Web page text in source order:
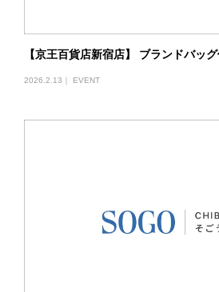
【京王百貨店新宿店】 ブランドバッ
2026.2.13｜ EVENT